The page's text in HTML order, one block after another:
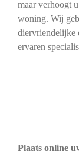
maar verhoogt
woning. Wij
diervriendelijke
ervaren
Plaats online